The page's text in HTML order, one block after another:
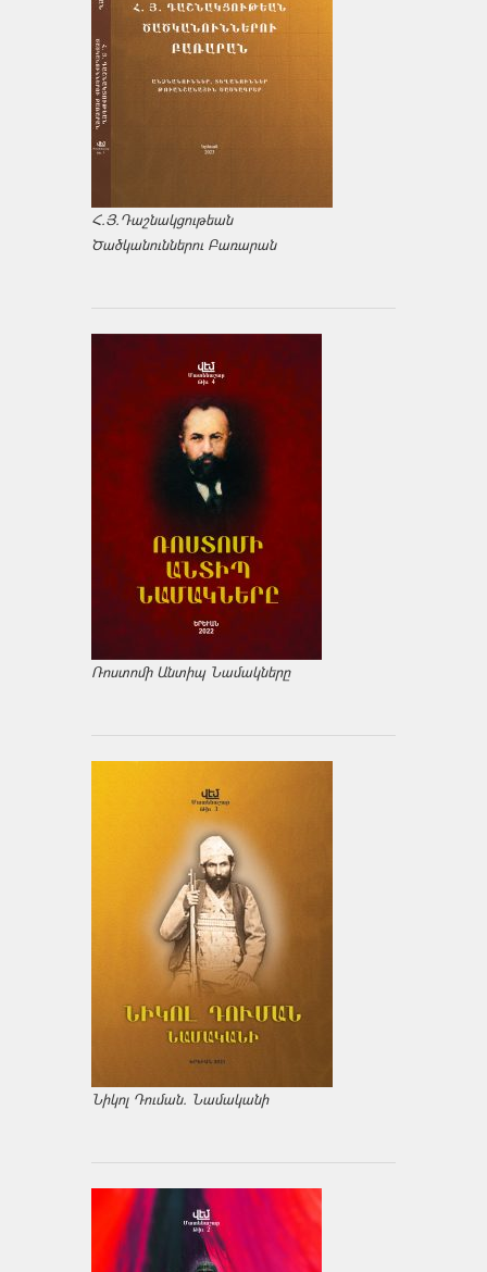
Հ.Յ.Դաշնակցութեան
Ծածկանուններու Բառարան
Ռոստոմի Անտիպ Նամակները
Նիկոլ Դուման. Նամականի